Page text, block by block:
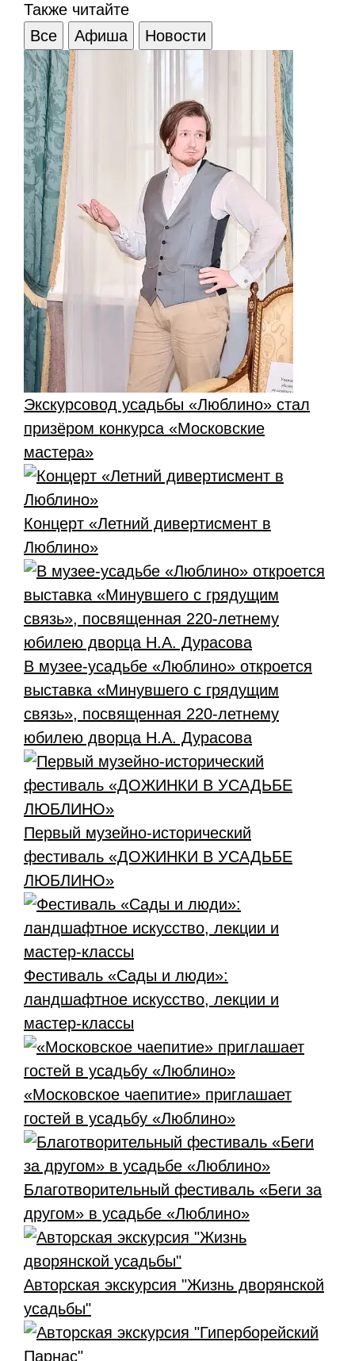
Также читайте
Все
Афиша Новости
Экскурсовод усадьбы «Люблино» стал
призёром конкурса «Московские
мастера»
Концерт «Летний дивертисмент в
Люблино»
В музее-усадьбе «Люблино» откроется
выставка «Минувшего с грядущим
связь», посвященная 220-летнему
юбилею дворца Н.А. Дурасова
Первый музейно-исторический
фестиваль «ДОЖИНКИ В УСАДЬБЕ
ЛЮБЛИНО»
Фестиваль «Сады и люди»:
ландшафтное искусство, лекции и
мастер-классы
«Московское чаепитие» приглашает
гостей в усадьбу «Люблино»
Благотворительный фестиваль «Беги за
другом» в усадьбе «Люблино»
Авторская экскурсия "Жизнь дворянской
усадьбы"